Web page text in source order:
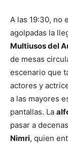
A las 19:30, no
agolpadas la
Multiusos del
de mesas
escenario que
actores y
a las mayores
pantallas. La
pasar a
Nimri, quien